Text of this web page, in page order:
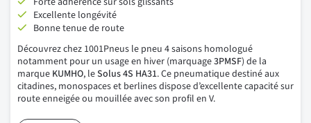
Excellente longévité
Bonne tenue de route
Découvrez chez 1001Pneus le pneu 4 saisons homologué
notamment pour un usage en hiver (marquage3PMSF) de la
marque KUMHO, leSolus 4S HA31. Ce pneumatique destiné aux
citadines, monospaces et berlines dispose d’excellente capacité sur
route enneigée ou mouillée avec son profil en V.